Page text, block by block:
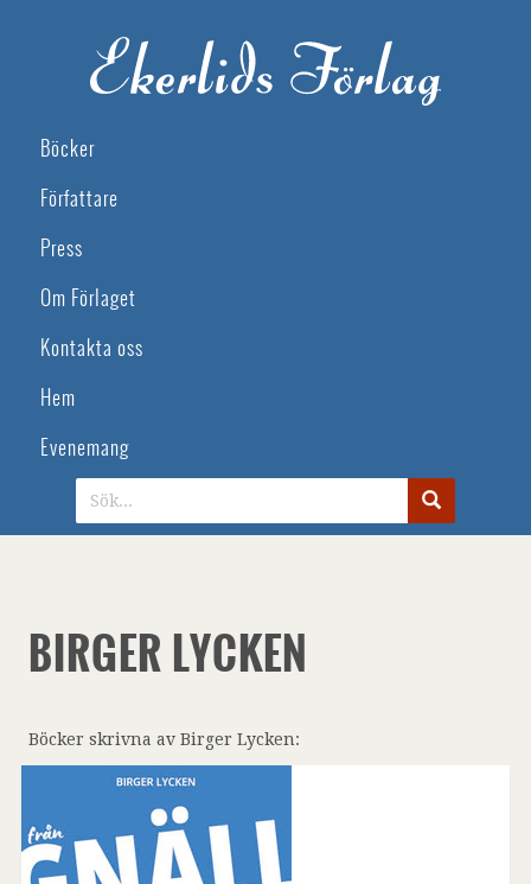
Böcker
Författare
Press
Om Förlaget
Kontakta oss
Hem
Evenemang
BIRGER LYCKEN
Böcker skrivna av Birger Lycken: